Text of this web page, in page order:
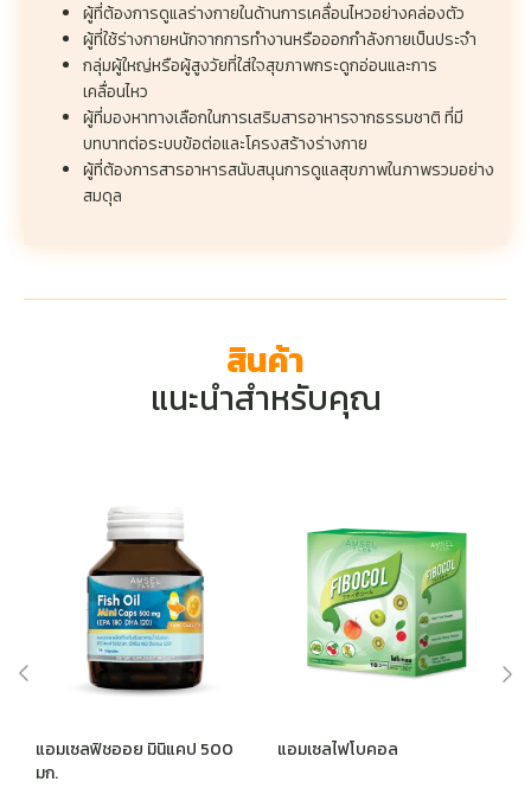
ผู้ที่ต้องการดูแลร่างกายในด้านการเคลื่อนไหวอย่างคล่องตัว
ผู้ที่ใช้ร่างกายหนักจากการทำงานหรือออกกำลังกายเป็นประจำ
กลุ่มผู้ใหญ่หรือผู้สูงวัยที่ใส่ใจสุขภาพกระดูกอ่อนและการ
เคลื่อนไหว
ผู้ที่มองหาทางเลือกในการเสริมสารอาหารจากธรรมชาติ ที่มี
บทบาทต่อระบบข้อต่อและโครงสร้างร่างกาย
ผู้ที่ต้องการสารอาหารสนับสนุนการดูแลสุขภาพในภาพรวมอย่าง
สมดุล
สินค้า
แนะนำสำหรับคุณ
แอมเซลฟิชออย มินิแคป 500
มก.
แอมเซลไฟโบคอล